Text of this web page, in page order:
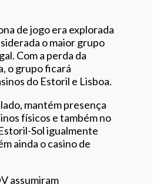
de jogo era explorada
o maior grupo
Com a perda da
o grupo ficará
do Estoril e Lisboa.
mantém presença
físicos e também no
Sol igualmente
ainda o casino de
assumiram